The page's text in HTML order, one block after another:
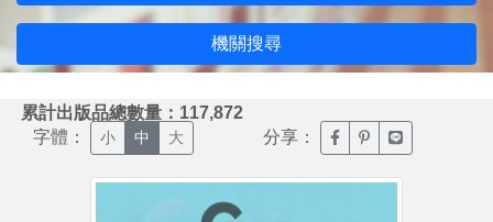
機關搜尋
累計出版品總數量：117,872
字體： 小 中 大 分享： 臉書分享(另開新視窗)
噗浪分享(另開新
Line分享(另